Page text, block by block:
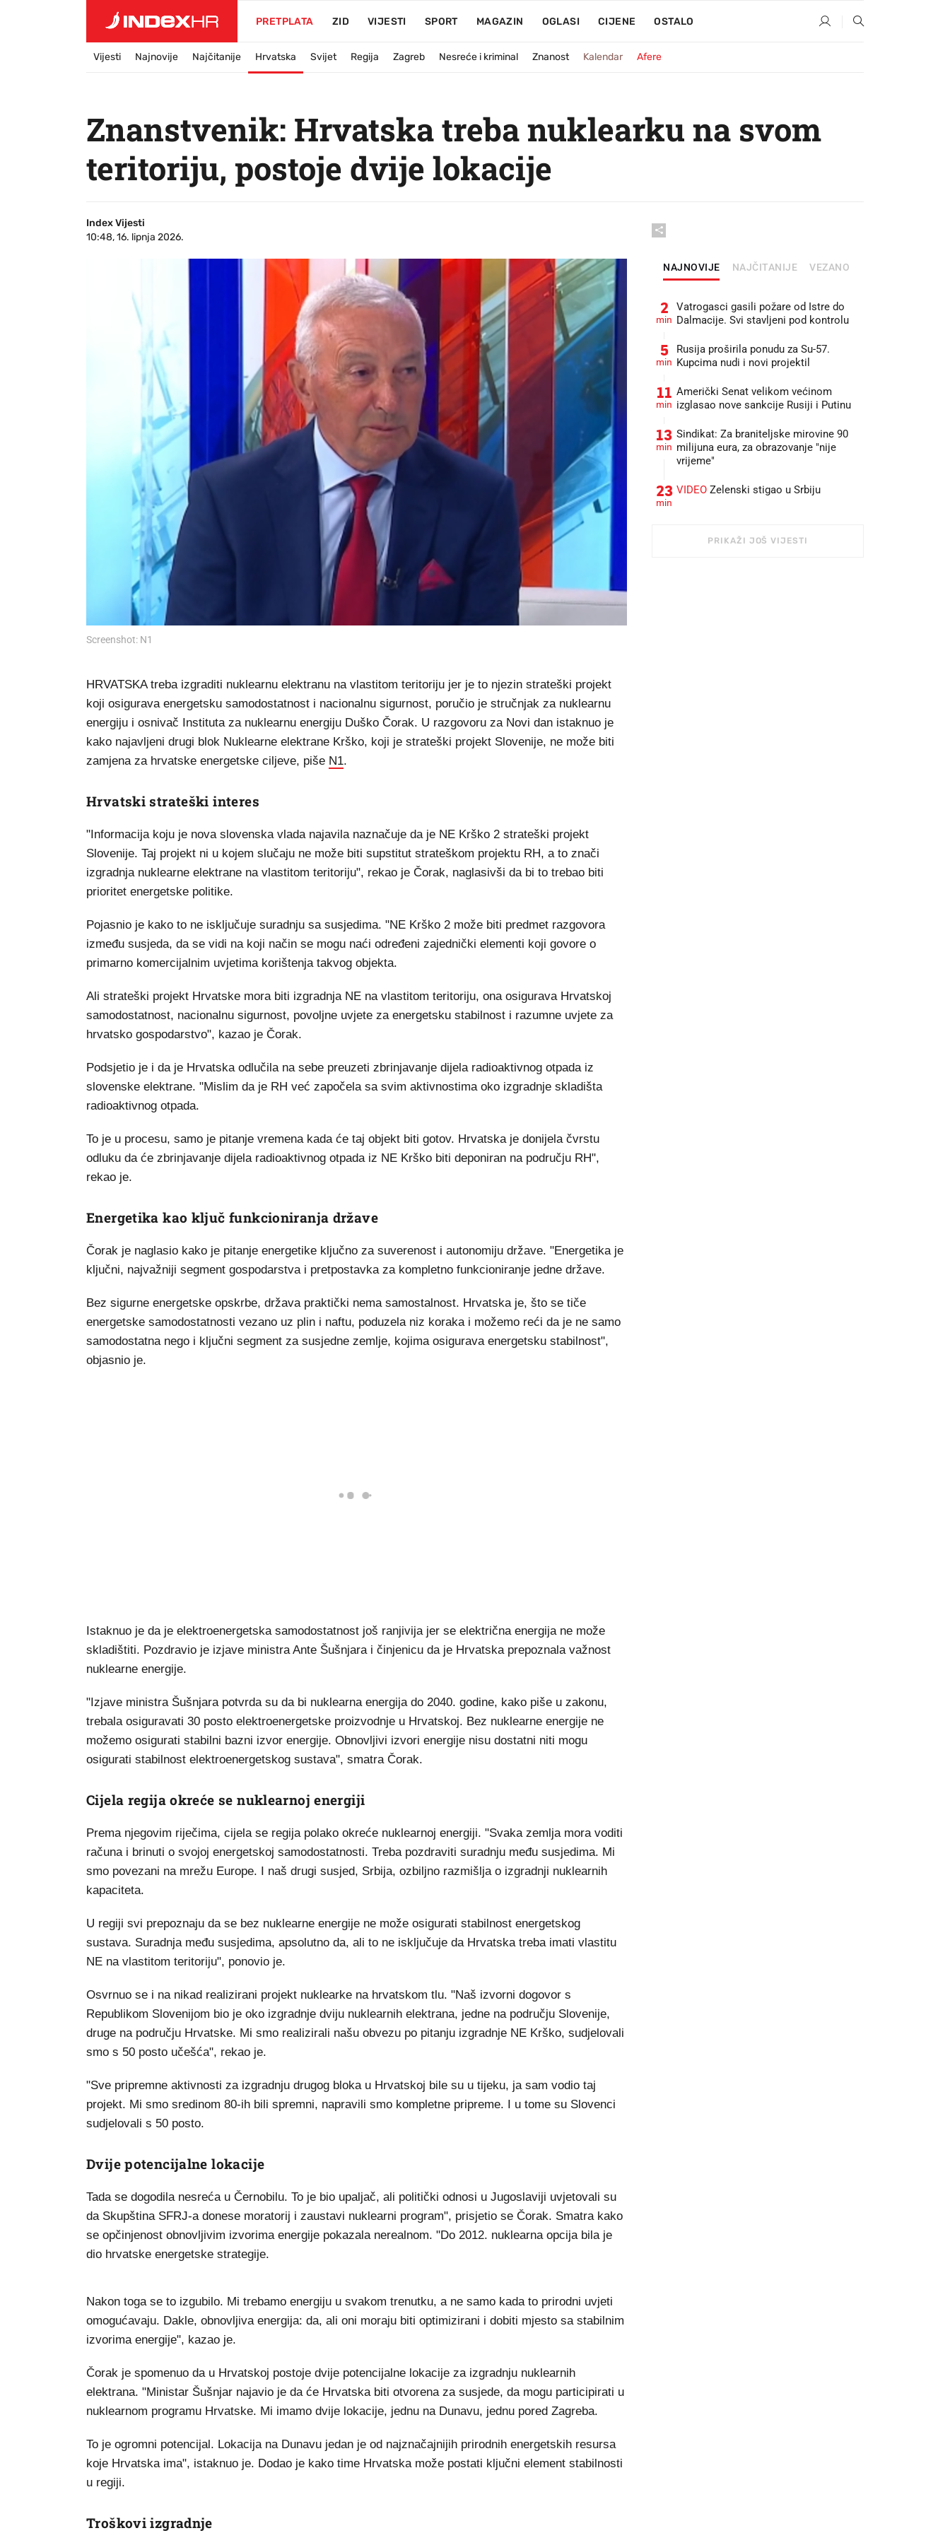
PRETPLATA ZID VIJESTI SPORT MAGAZIN OGLASI CIJENE OSTALO
Vijesti Najnovije Najčitanije Hrvatska Svijet Regija Zagreb Nesreće i kriminal Znanost Kalendar Afere
Znanstvenik: Hrvatska treba nuklearku na svom
teritoriju, postoje dvije lokacije
Index Vijesti
10:48, 16. lipnja 2026.
Screenshot: N1
HRVATSKA treba izgraditi nuklearnu elektranu na vlastitom teritoriju jer je to njezin strateški projekt
koji osigurava energetsku samodostatnost i nacionalnu sigurnost, poručio je stručnjak za nuklearnu
energiju i osnivač Instituta za nuklearnu energiju Duško Čorak. U razgovoru za Novi dan istaknuo je
kako najavljeni drugi blok Nuklearne elektrane Krško, koji je strateški projekt Slovenije, ne može biti
zamjena za hrvatske energetske ciljeve, piše N1.
Hrvatski strateški interes
"Informacija koju je nova slovenska vlada najavila naznačuje da je NE Krško 2 strateški projekt
Slovenije. Taj projekt ni u kojem slučaju ne može biti supstitut strateškom projektu RH, a to znači
izgradnja nuklearne elektrane na vlastitom teritoriju", rekao je Čorak, naglasivši da bi to trebao biti
prioritet energetske politike.
Pojasnio je kako to ne isključuje suradnju sa susjedima. "NE Krško 2 može biti predmet razgovora
između susjeda, da se vidi na koji način se mogu naći određeni zajednički elementi koji govore o
primarno komercijalnim uvjetima korištenja takvog objekta.
Ali strateški projekt Hrvatske mora biti izgradnja NE na vlastitom teritoriju, ona osigurava Hrvatskoj
samodostatnost, nacionalnu sigurnost, povoljne uvjete za energetsku stabilnost i razumne uvjete za
hrvatsko gospodarstvo", kazao je Čorak.
Podsjetio je i da je Hrvatska odlučila na sebe preuzeti zbrinjavanje dijela radioaktivnog otpada iz
slovenske elektrane. "Mislim da je RH već započela sa svim aktivnostima oko izgradnje skladišta
radioaktivnog otpada.
To je u procesu, samo je pitanje vremena kada će taj objekt biti gotov. Hrvatska je donijela čvrstu
odluku da će zbrinjavanje dijela radioaktivnog otpada iz NE Krško biti deponiran na području RH",
rekao je.
Energetika kao ključ funkcioniranja države
Čorak je naglasio kako je pitanje energetike ključno za suverenost i autonomiju države. "Energetika je
ključni, najvažniji segment gospodarstva i pretpostavka za kompletno funkcioniranje jedne države.
Bez sigurne energetske opskrbe, država praktički nema samostalnost. Hrvatska je, što se tiče
energetske samodostatnosti vezano uz plin i naftu, poduzela niz koraka i možemo reći da je ne samo
samodostatna nego i ključni segment za susjedne zemlje, kojima osigurava energetsku stabilnost",
objasnio je.
Istaknuo je da je elektroenergetska samodostatnost još ranjivija jer se električna energija ne može
skladištiti. Pozdravio je izjave ministra Ante Šušnjara i činjenicu da je Hrvatska prepoznala važnost
nuklearne energije.
"Izjave ministra Šušnjara potvrda su da bi nuklearna energija do 2040. godine, kako piše u zakonu,
trebala osiguravati 30 posto elektroenergetske proizvodnje u Hrvatskoj. Bez nuklearne energije ne
možemo osigurati stabilni bazni izvor energije. Obnovljivi izvori energije nisu dostatni niti mogu
osigurati stabilnost elektroenergetskog sustava", smatra Čorak.
Cijela regija okreće se nuklearnoj energiji
Prema njegovim riječima, cijela se regija polako okreće nuklearnoj energiji. "Svaka zemlja mora voditi
računa i brinuti o svojoj energetskoj samodostatnosti. Treba pozdraviti suradnju među susjedima. Mi
smo povezani na mrežu Europe. I naš drugi susjed, Srbija, ozbiljno razmišlja o izgradnji nuklearnih
kapaciteta.
U regiji svi prepoznaju da se bez nuklearne energije ne može osigurati stabilnost energetskog
sustava. Suradnja među susjedima, apsolutno da, ali to ne isključuje da Hrvatska treba imati vlastitu
NE na vlastitom teritoriju", ponovio je.
Osvrnuo se i na nikad realizirani projekt nuklearke na hrvatskom tlu. "Naš izvorni dogovor s
Republikom Slovenijom bio je oko izgradnje dviju nuklearnih elektrana, jedne na području Slovenije,
druge na području Hrvatske. Mi smo realizirali našu obvezu po pitanju izgradnje NE Krško, sudjelovali
smo s 50 posto učešća", rekao je.
"Sve pripremne aktivnosti za izgradnju drugog bloka u Hrvatskoj bile su u tijeku, ja sam vodio taj
projekt. Mi smo sredinom 80-ih bili spremni, napravili smo kompletne pripreme. I u tome su Slovenci
sudjelovali s 50 posto.
Dvije potencijalne lokacije
Tada se dogodila nesreća u Černobilu. To je bio upaljač, ali politički odnosi u Jugoslaviji uvjetovali su
da Skupština SFRJ-a donese moratorij i zaustavi nuklearni program", prisjetio se Čorak. Smatra kako
se opčinjenost obnovljivim izvorima energije pokazala nerealnom. "Do 2012. nuklearna opcija bila je
dio hrvatske energetske strategije.
Nakon toga se to izgubilo. Mi trebamo energiju u svakom trenutku, a ne samo kada to prirodni uvjeti
omogućavaju. Dakle, obnovljiva energija: da, ali oni moraju biti optimizirani i dobiti mjesto sa stabilnim
izvorima energije", kazao je.
Čorak je spomenuo da u Hrvatskoj postoje dvije potencijalne lokacije za izgradnju nuklearnih
elektrana. "Ministar Šušnjar najavio je da će Hrvatska biti otvorena za susjede, da mogu participirati u
nuklearnom programu Hrvatske. Mi imamo dvije lokacije, jednu na Dunavu, jednu pored Zagreba.
To je ogromni potencijal. Lokacija na Dunavu jedan je od najznačajnijih prirodnih energetskih resursa
koje Hrvatska ima", istaknuo je. Dodao je kako time Hrvatska može postati ključni element stabilnosti
u regiji.
Troškovi izgradnje
NAJNOVIJE NAJČITANIJE VEZANO
2
min
Vatrogasci gasili požare od Istre do
Dalmacije. Svi stavljeni pod kontrolu
5
min
Rusija proširila ponudu za Su-57.
Kupcima nudi i novi projektil
11
min
Američki Senat velikom većinom
izglasao nove sankcije Rusiji i Putinu
13
min
Sindikat: Za braniteljske mirovine 90
milijuna eura, za obrazovanje "nije
vrijeme"
23
min
VIDEO Zelenski stigao u Srbiju
PRIKAŽI JOŠ VIJESTI